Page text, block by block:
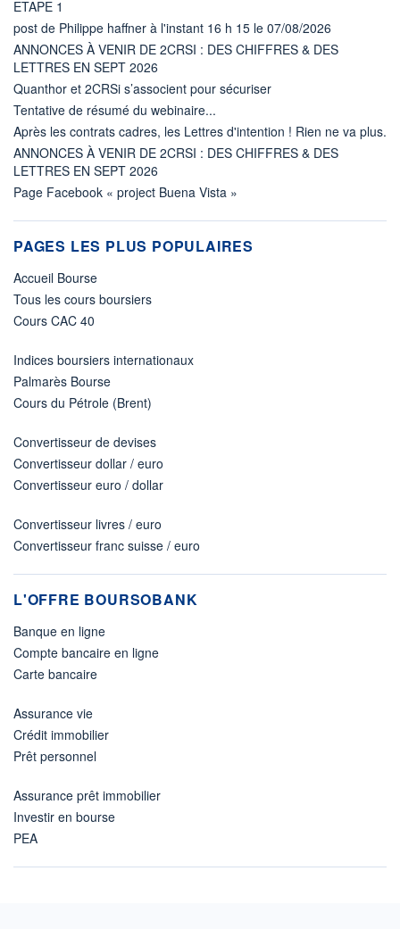
ETAPE 1
post de Philippe haffner à l'instant 16 h 15 le 07/08/2026
ANNONCES À VENIR DE 2CRSI : DES CHIFFRES & DES
LETTRES EN SEPT 2026
Quanthor et 2CRSi s’associent pour sécuriser
Tentative de résumé du webinaire...
Après les contrats cadres, les Lettres d'intention ! Rien ne va plus.
ANNONCES À VENIR DE 2CRSI : DES CHIFFRES & DES
LETTRES EN SEPT 2026
Page Facebook « project Buena Vista »
PAGES LES PLUS POPULAIRES
Accueil Bourse
Tous les cours boursiers
Cours CAC 40
Indices boursiers internationaux
Palmarès Bourse
Cours du Pétrole (Brent)
Convertisseur de devises
Convertisseur dollar / euro
Convertisseur euro / dollar
Convertisseur livres / euro
Convertisseur franc suisse / euro
L'OFFRE BOURSOBANK
Banque en ligne
Compte bancaire en ligne
Carte bancaire
Assurance vie
Crédit immobilier
Prêt personnel
Assurance prêt immobilier
Investir en bourse
PEA